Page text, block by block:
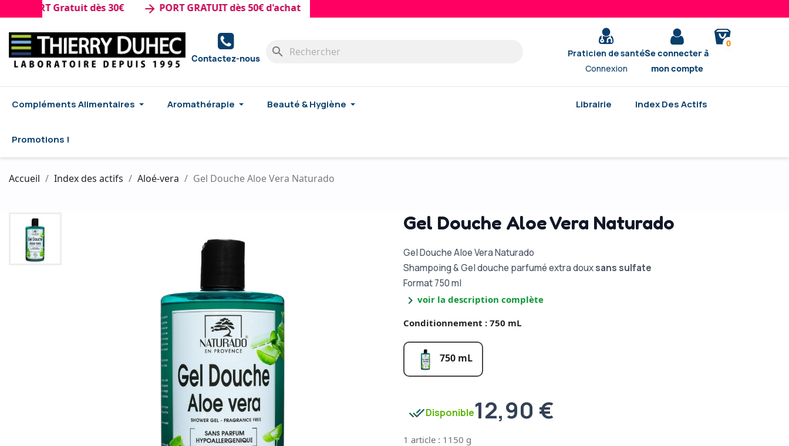
Gratuit dès 30€ arrow_forward PORT GRATUIT dès 50€ d'achat
Contactez-nous search
Praticien de santé
Connexion
Se connecter à
mon compte
0
Compléments Alimentaires Aromathérapie Beauté & Hygiène Librairie Index Des Actifs
Promotions !
Accueil Index des actifs Aloé-vera Gel Douche Aloe Vera Naturado
Gel Douche Aloe Vera Naturado
Gel Douche Aloe Vera Naturado
Shampoing & Gel douche parfumé extra douxsans sulfate
Format 750 ml
chevron_right voir la description complète
Conditionnement : 750 mL
750 mL
done_allDisponible12,90 €
1 article : 1150 g